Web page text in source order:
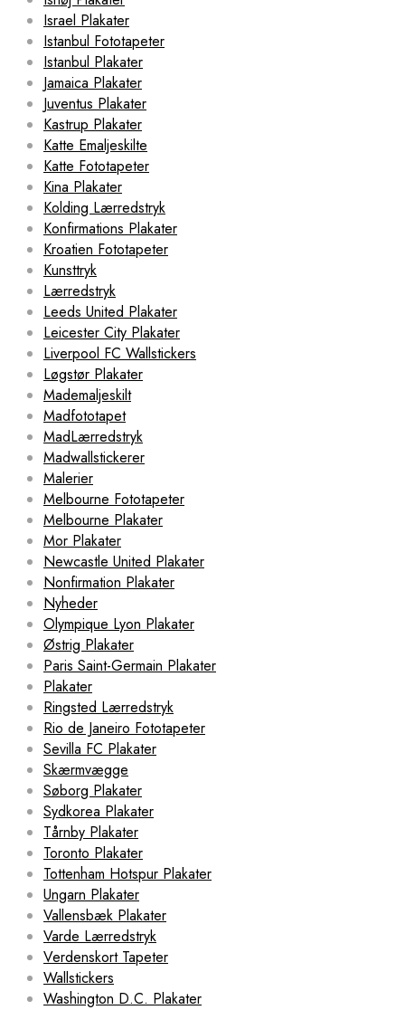
Israel Plakater
Istanbul Fototapeter
Istanbul Plakater
Jamaica Plakater
Juventus Plakater
Kastrup Plakater
Katte Emaljeskilte
Katte Fototapeter
Kina Plakater
Kolding Lærredstryk
Konfirmations Plakater
Kroatien Fototapeter
Kunsttryk
Lærredstryk
Leeds United Plakater
Leicester City Plakater
Liverpool FC Wallstickers
Løgstør Plakater
Mademaljeskilt
Madfototapet
MadLærredstryk
Madwallstickerer
Malerier
Melbourne Fototapeter
Melbourne Plakater
Mor Plakater
Newcastle United Plakater
Nonfirmation Plakater
Nyheder
Olympique Lyon Plakater
Østrig Plakater
Paris Saint-Germain Plakater
Plakater
Ringsted Lærredstryk
Rio de Janeiro Fototapeter
Sevilla FC Plakater
Skærmvægge
Søborg Plakater
Sydkorea Plakater
Tårnby Plakater
Toronto Plakater
Tottenham Hotspur Plakater
Ungarn Plakater
Vallensbæk Plakater
Varde Lærredstryk
Verdenskort Tapeter
Wallstickers
Washington D.C. Plakater